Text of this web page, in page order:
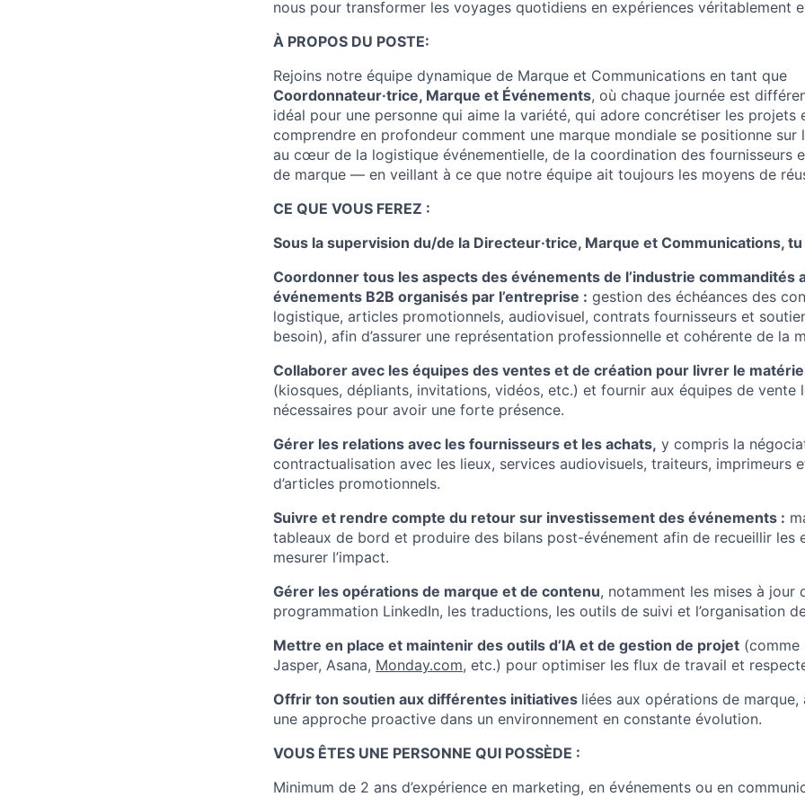
nous pour transformer les voyages quotidiens en expériences véritablement
À PROPOS DU POSTE:
Rejoins notre équipe dynamique de Marque et Communications en tant que
Coordonnateur·trice, Marque et Événements, où chaque journée est
idéal pour une personne qui aime la variété, qui adore concrétiser les projets
comprendre en profondeur comment une marque mondiale se positionne sur
au cœur de la logistique événementielle, de la coordination des fournisseurs
de marque — en veillant à ce que notre équipe ait toujours les moyens de
CE QUE VOUS FEREZ :
Sous la supervision du/de la Directeur·trice, Marque et Communications, tu
Coordonner tous les aspects des événements de l’industrie commandités
événements B2B organisés par l’entreprise : gestion des échéances des
logistique, articles promotionnels, audiovisuel, contrats fournisseurs et
besoin), afin d’assurer une représentation professionnelle et cohérente de la
Collaborer avec les équipes des ventes et de création pour livrer le
(kiosques, dépliants, invitations, vidéos, etc.) et fournir aux équipes de vente
nécessaires pour avoir une forte présence.
Gérer les relations avec les fournisseurs et les achats, y compris la
contractualisation avec les lieux, services audiovisuels, traiteurs, imprimeurs
d’articles promotionnels.
Suivre et rendre compte du retour sur investissement des événements :
tableaux de bord et produire des bilans post-événement afin de recueillir les
mesurer l’impact.
Gérer les opérations de marque et de contenu, notamment les mises à jour
programmation LinkedIn, les traductions, les outils de suivi et l’organisation
Mettre en place et maintenir des outils d’IA et de gestion de projet (comme
Jasper, Asana, Monday.com, etc.) pour optimiser les flux de travail et
Offrir ton soutien aux différentes initiatives liées aux opérations de marque,
une approche proactive dans un environnement en constante évolution.
VOUS ÊTES UNE PERSONNE QUI POSSÈDE :
Minimum de 2 ans d’expérience en marketing, en événements ou en